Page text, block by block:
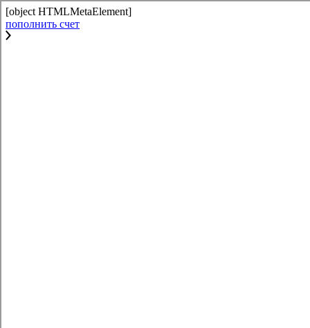
[object HTMLMetaElement]
пополнить счет